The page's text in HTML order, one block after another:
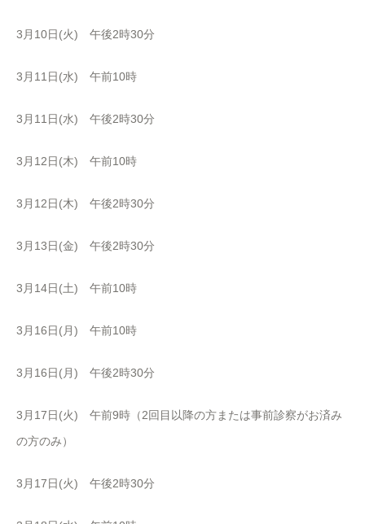
3月10日(火) 午後2時30分
3月11日(水) 午前10時
3月11日(水) 午後2時30分
3月12日(木) 午前10時
3月12日(木) 午後2時30分
3月13日(金) 午後2時30分
3月14日(土) 午前10時
3月16日(月) 午前10時
3月16日(月) 午後2時30分
3月17日(火) 午前9時（2回目以降の方または事前診察がお済み
の方のみ）
3月17日(火) 午後2時30分